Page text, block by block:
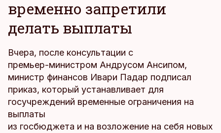
временно запретили
делать выплаты
Вчера, после консультации с
премьер-министром Андрусом Ансипом,
министр финансов Ивари Падар подписал
приказ, который устанавливает для
госучреждений временные ограничения на
выплаты
из госбюджета и на возложение на себя новых